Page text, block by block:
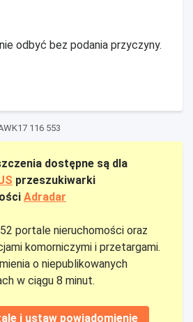
odbyć bez podania przyczyny.
116 553
dostępne są dla
przeszukiwarki
Adradar
portale nieruchomości oraz
komorniczymi i przetargami.
o niepublikowanych
w ciągu 8 minut.
i ustaw powiadomienie